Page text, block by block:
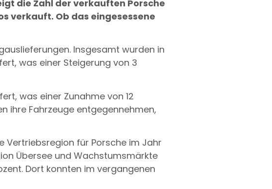
die Zahl der verkauften Porsche
verkauft. Ob das eingesessene
Insgesamt wurden in
was einer Steigerung von 3
was einer Zunahme von 12
ihre Fahrzeuge entgegennehmen,
Vertriebsregion für Porsche im Jahr
Übersee und Wachstumsmärkte
Dort konnten im vergangenen